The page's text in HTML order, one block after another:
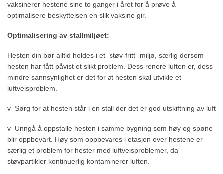
vaksinerer hestene sine to ganger i året for å prøve å
optimalisere beskyttelsen en slik vaksine gir.
Optimalisering av stallmiljøet:
Hesten din bør alltid holdes i et ”støv-fritt” miljø, særlig dersom
hesten har fått påvist et slikt problem. Dess renere luften er, dess
mindre sannsynlighet er det for at hesten skal utvikle et
luftveisproblem.
v Sørg for at hesten står i en stall der det er god utskiftning av luft
v Unngå å oppstalle hesten i samme bygning som høy og spøne
blir oppbevart. Høy som oppbevares i etasjen over hestene er
særlig et problem for hester med luftveisproblemer, da
støvpartikler kontinuerlig kontaminerer luften.